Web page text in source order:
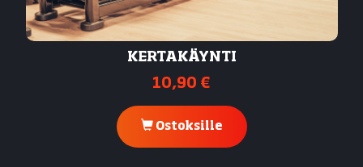
KERTAKÄYNTI
10,90 €
Ostoksille